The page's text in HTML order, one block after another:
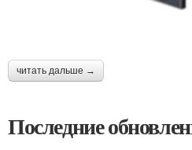
читать дальше →
Последние